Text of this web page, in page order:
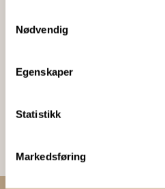
Nødvendig
Egenskaper
Statistikk
Markedsføring
To ganger i året sender vi ut
og mikroskopi.
Bestill Ortomedia